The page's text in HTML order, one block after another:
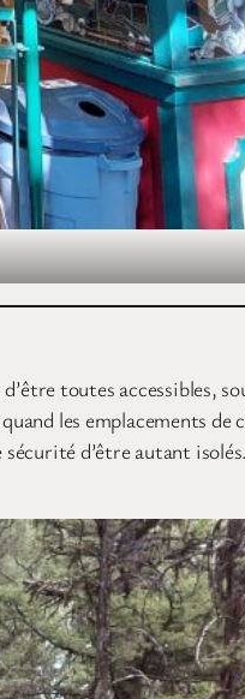
toutes accessibles,
les emplacements de
d’être autant